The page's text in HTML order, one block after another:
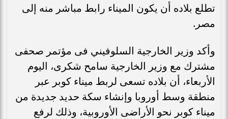
تطلع بلاده أن يكون الميناء رابط مباشر منه إلى
مصر.
وأكد وزير الخارجية السلوفيني فى مؤتمر صحفى
مشترك مع وزير الخارجية سامح شكرى، اليوم
الأربعاء، أن بلاده تسعى لربط ميناء كوبر عبر
منطقة وسط أوروبا وإنشاء سكة حديد جديدة من
ميناء كوبر نحو الأراضى الأوروبية، وذلك لرفع